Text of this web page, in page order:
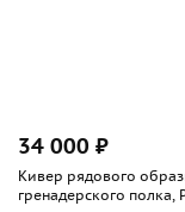
34 000 ₽
Кивер рядового
гренадерского полка,